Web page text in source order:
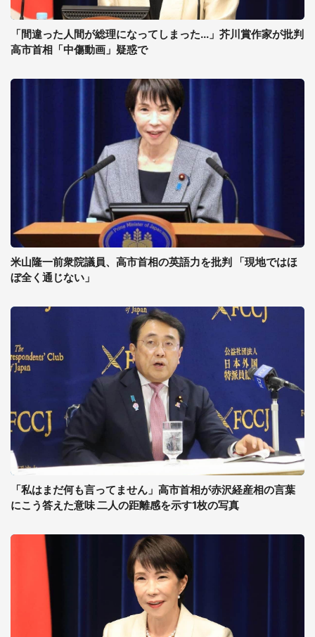
「間違った人間が総理になってしまった...」芥川賞作家が批判
高市首相「中傷動画」疑惑で
米山隆一前衆院議員、高市首相の英語力を批判 「現地ではほ
ぼ全く通じない」
「私はまだ何も言ってません」高市首相が赤沢経産相の言葉
にこう答えた意味 二人の距離感を示す1枚の写真